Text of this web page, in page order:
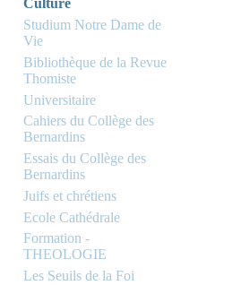
Culture
Studium Notre Dame de
Vie
Bibliothèque de la Revue
Thomiste
Universitaire
Cahiers du Collège des
Bernardins
Essais du Collège des
Bernardins
Juifs et chrétiens
Ecole Cathédrale
Formation -
THEOLOGIE
Les Seuils de la Foi